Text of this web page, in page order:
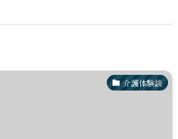
介護体験談